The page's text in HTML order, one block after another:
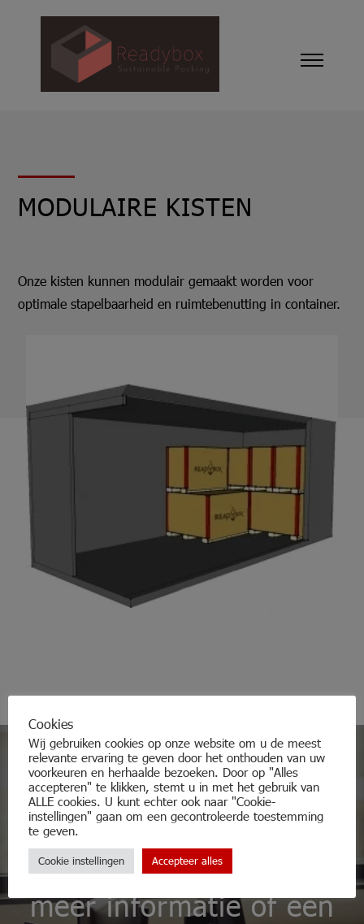
MODULAIRE KISTEN
Onze kisten kunnen modulair gemaakt worden voor
optimale stapelbaarheid en ruimtebenutting in container.
Aarzel niet en
contacteer ons voor
meer informatie of een
Cookies
Wij gebruiken cookies op onze website om u de meest
relevante ervaring te geven door het onthouden van uw
voorkeuren en herhaalde bezoeken. Door op "Alles
accepteren" te klikken, stemt u in met het gebruik van
ALLE cookies. U kunt echter ook naar "Cookie-
instellingen" gaan om een gecontroleerde toestemming
te geven.
Cookie instellingen Accepteer alles